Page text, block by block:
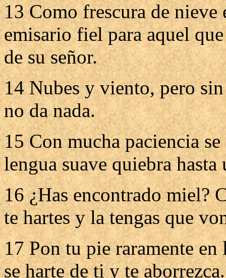
13 Como frescura de nieve
emisario fiel para aquel
de su señor.
14 Nubes y viento, pero
no da nada.
15 Con mucha paciencia
lengua suave quiebra hasta
16 ¿Has encontrado miel?
te hartes y la tengas que
17 Pon tu pie raramente en
se harte de ti y te aborrezca.